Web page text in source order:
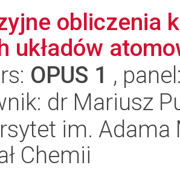
obliczenia
układów
OPUS 1 ,
dr Mariusz
im.
Chemii